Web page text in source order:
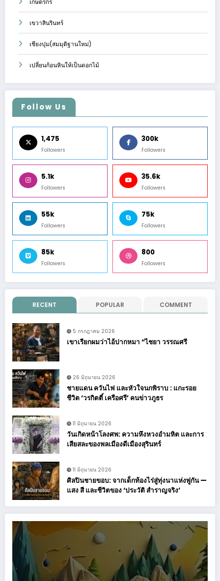
เกษตรกร
เขวาสินรินทร์
เชียงปุม(สมมุติฐานใหม่)
เปลี่ยนก้อนหินให้เป็นดอกไม้
Follow Us
1,475
Followers
300k
Followers
5.1k
Followers
35.6k
Followers
55k
Followers
75k
Followers
85k
Followers
800
Followers
RECENT POPULAR COMMENT
5 กรกฎาคม 2026
เขาเรียกผมว่าไอ้ปากหมา “ไชยา วรรณศรี
26 มิถุนายน 2026
ชายแดน ควันไฟ และหัวใจนกพิราบ : แกะรอย
ชีวิต ‘วรกิตติ์ เครือศรี’ คนข่าวภูธร
11 มิถุนายน 2026
วันเกิดหน้าโลงศพ: ความหึงหวงอำมหิต และการ
เสียสละของพลเมืองดีเมืองสุรินทร์
11 มิถุนายน 2026
ศิลปินชายขอบ: จากเด็กท้องไร่สู่ทุ่งนาแห่งพู่กัน —
แสง สี และชีวิตของ ‘ประวัติ สำราญจริง’